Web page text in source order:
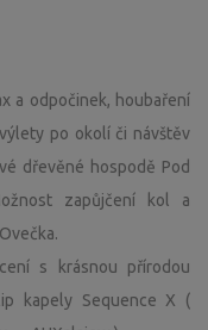
a odpočinek, houbaření
po okolí či návštěv
dřevěné hospodě Pod
zapůjčení kol a
s krásnou přírodou
kapely Sequence X (